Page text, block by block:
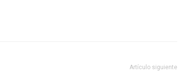
Artículo siguiente